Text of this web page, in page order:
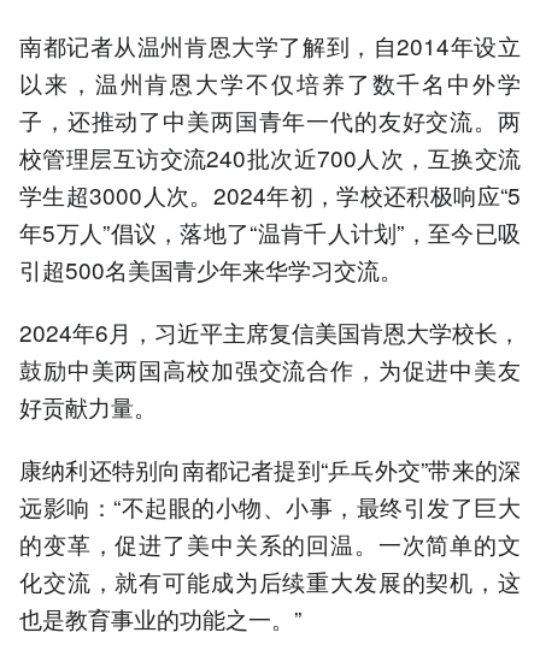
南都记者从温州肯恩大学了解到，自2014年设立
以来，温州肯恩大学不仅培养了数千名中外学
子，还推动了中美两国青年一代的友好交流。两
校管理层互访交流240批次近700人次，互换交流
学生超3000人次。2024年初，学校还积极响应“5
年5万人”倡议，落地了“温肯千人计划”，至今已吸
引超500名美国青少年来华学习交流。
2024年6月，习近平主席复信美国肯恩大学校长，
鼓励中美两国高校加强交流合作，为促进中美友
好贡献力量。
康纳利还特别向南都记者提到“乒乓外交”带来的深
远影响：“不起眼的小物、小事，最终引发了巨大
的变革，促进了美中关系的回温。一次简单的文
化交流，就有可能成为后续重大发展的契机，这
也是教育事业的功能之一。”